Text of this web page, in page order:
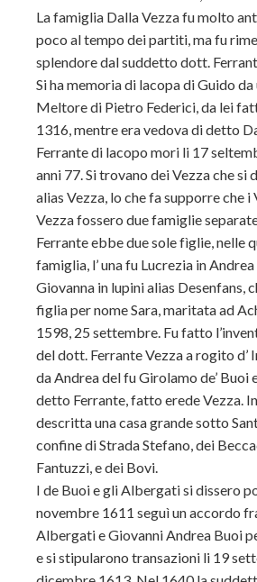
La famiglia Dalla Vezza fu molto
poco al tempo dei partiti, ma fu
splendore dal suddetto dott.
Si ha memoria di lacopa di Guido
Meltore di Pietro Federici, da lei
1316, mentre era vedova di detto
Ferrante di lacopo mori li 17
anni 77. Si trovano dei Vezza che si
alias Vezza, lo che fa supporre che i
Vezza fossero due famiglie
Ferrante ebbe due sole fìglie, nelle
famiglia, l’ una fu Lucrezia in Andrea
Giovanna in lupini alias Desenfans,
figlia per nome Sara, maritata ad
1598, 25 settembre. Fu fatto
del dott. Ferrante Vezza a rogito d’
da Andrea del fu Girolamo de’ Buoi
detto Ferrante, fatto erede Vezza.
descritta una casa grande sotto
confine di Strada Stefano, dei
Fantuzzi, e dei Bovi.
I de Buoi e gli Albergati si dissero
novembre 1611 seguì un accordo
Albergati e Giovanni Andrea Buoi
e si stipularono transazioni li 19